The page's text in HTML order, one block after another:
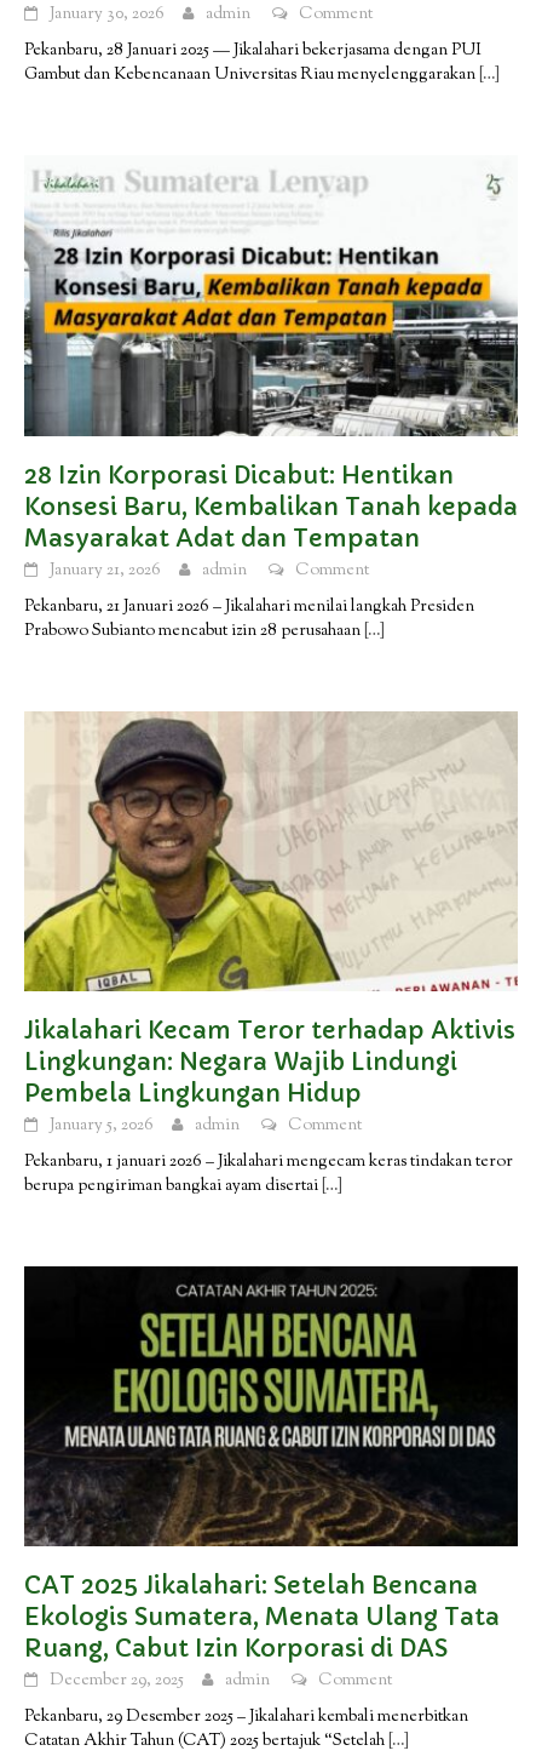
January 30, 2026 admin
Comment
Pekanbaru, 28 Januari 2025 — Jikalahari bekerjasama dengan PUI
Gambut dan Kebencanaan Universitas Riau menyelenggarakan […]
28 Izin Korporasi Dicabut: Hentikan
Konsesi Baru, Kembalikan Tanah kepada
Masyarakat Adat dan Tempatan
January 21, 2026 admin
Comment
Pekanbaru, 21 Januari 2026 – Jikalahari menilai langkah Presiden
Prabowo Subianto mencabut izin 28 perusahaan […]
Jikalahari Kecam Teror terhadap Aktivis
Lingkungan: Negara Wajib Lindungi
Pembela Lingkungan Hidup
January 5, 2026 admin
Comment
Pekanbaru, 1 januari 2026 – Jikalahari mengecam keras tindakan teror
berupa pengiriman bangkai ayam disertai […]
CAT 2025 Jikalahari: Setelah Bencana
Ekologis Sumatera, Menata Ulang Tata
Ruang, Cabut Izin Korporasi di DAS
December 29, 2025 admin
Comment
Pekanbaru, 29 Desember 2025 – Jikalahari kembali menerbitkan
Catatan Akhir Tahun (CAT) 2025 bertajuk “Setelah […]